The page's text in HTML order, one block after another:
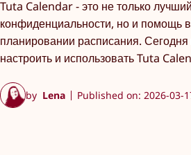
Tuta Calendar - это не только
конфиденциальности, но и помощь
планировании расписания.
настроить и использовать Tuta
by Lena Published on: 2026-03-